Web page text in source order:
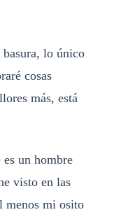
lo único
cosas
más, está
un hombre
visto en las
menos mi osito